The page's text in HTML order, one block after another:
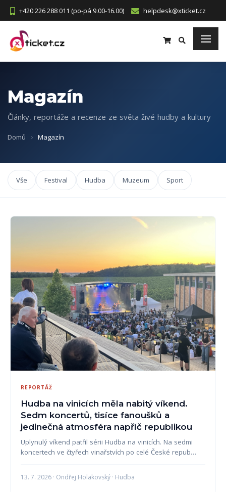
+420 226 288 011 (po-pá 9.00-16.00) helpdesk@xticket.cz
Magazín
Články, reportáže a recenze ze světa živé hudby a kultury
Domů Magazín
Vše Festival Hudba Muzeum Sport
REPORTÁŽ
Hudba na vinicích měla nabitý víkend.
Sedm koncertů, tisíce fanoušků a
jedinečná atmosféra napříč republikou
Uplynulý víkend patřil sérii Hudba na vinicích. Na sedmi
koncertech ve čtyřech vinařstvích po celé České repub…
13. 7. 2026 · Ondřej Holakovský · Hudba